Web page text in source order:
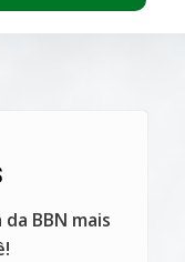
BBN mais